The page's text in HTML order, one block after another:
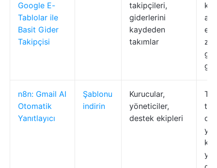
Google E-
Tablolar ile
Basit Gider
Takipçisi
takipçileri,
giderlerini
kaydeden
takımlar
n8n: Gmail AI
Otomatik
Yanıtlayıcı
Şablonu
indirin
Kurucular,
yöneticiler,
destek ekipleri